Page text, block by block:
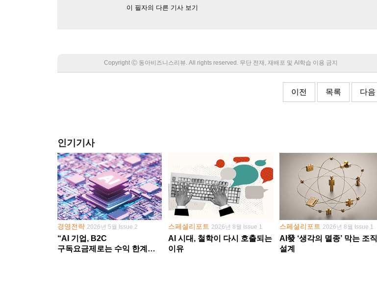
이 필자의 다른 기사 보기
Copyright Ⓒ 동아비즈니스리뷰. All rights reserved. 무단 전재, 재배포 및 AI학습 이용 금지
이전 목록 다음
인기기사
경영전략 2026년 5월 Issue 2
“AI 기업, B2C
구독요금제로는 수익 한계
스페셜리포트 2026년 8월 Issue 1
AI 시대, 철학이 다시 호출되는
이유
스페셜리포트 2026년 8월 Issue 1
AI發 ‘생각의 멸종’ 막는 조직
설계